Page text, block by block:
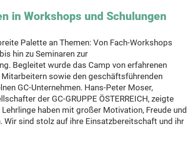
in Workshops und Schulungen
Palette an Themen: Von Fach-Workshops
hin zu Seminaren zur
Begleitet wurde das Camp von erfahrenen
sowie den geschäftsführenden
GC-Unternehmen. Hans-Peter Moser,
der GC-GRUPPE ÖSTERREICH, zeigte
haben mit großer Motivation, Freude und
Wir sind stolz auf ihre Einsatzbereitschaft und ihr